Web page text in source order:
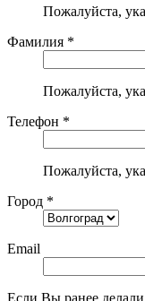
Пожалуйста,
Фамилия *
Пожалуйста,
Телефон *
Пожалуйста,
Город *
Email
Если Вы ранее